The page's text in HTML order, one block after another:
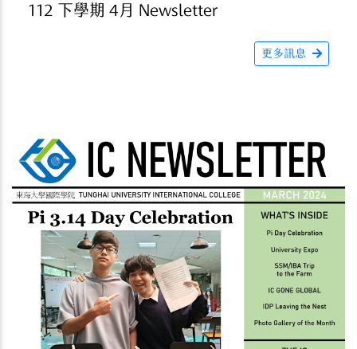
112 下學期 4月 Newsletter
更多訊息